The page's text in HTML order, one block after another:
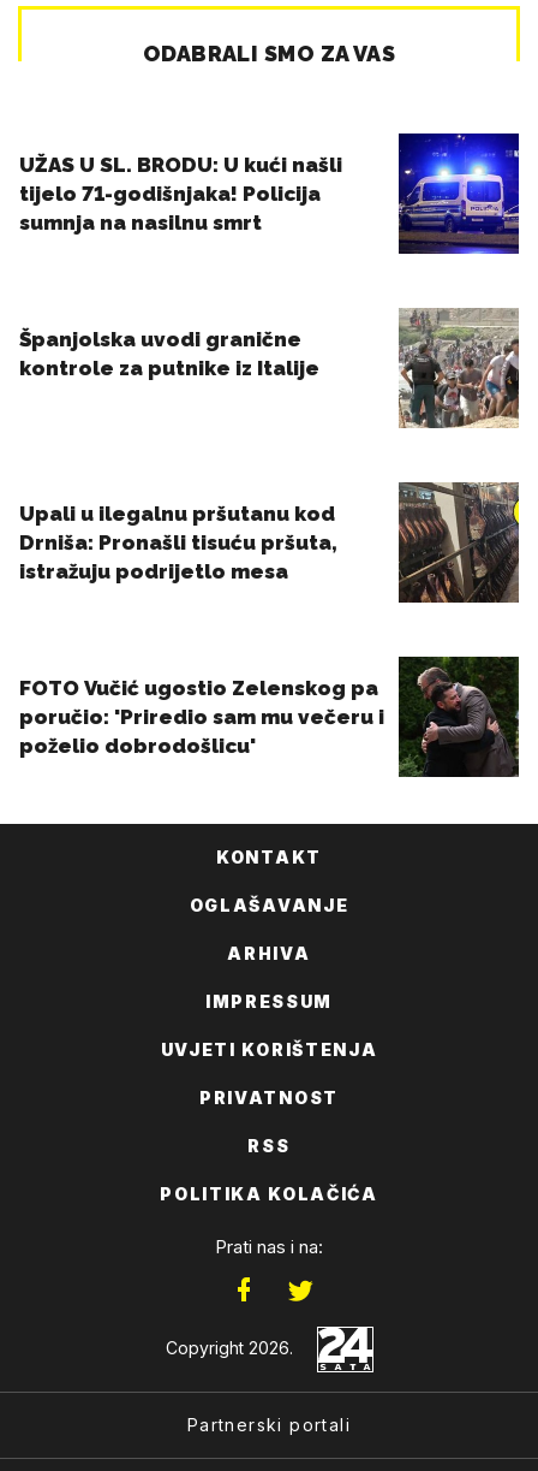
KONTAKT
OGLAŠAVANJE
ARHIVA
IMPRESSUM
UVJETI KORIŠTENJA
PRIVATNOST
RSS
POLITIKA KOLAČIĆA
Prati nas i na:
Copyright 2026.
Partnerski portali